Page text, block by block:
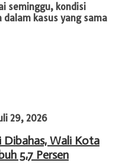
seminggu, kondisi
kasus yang sama
29, 2026
Wali Kota
5,7 Persen